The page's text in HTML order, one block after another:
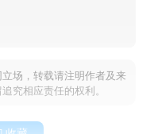
场，转载请注明作者及来
究相应责任的权利。